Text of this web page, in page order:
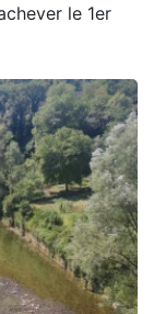
le 1er